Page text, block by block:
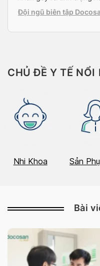
phục nào hiệu quả?
trong bài viết này nhé!
Đội ngũ biên tập
CHỦ ĐỀ Y TẾ NỔI
Nhi Khoa Sản
Bài